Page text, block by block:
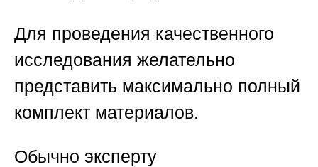
Для проведения качественного
исследования желательно
представить максимально полный
комплект материалов.
Обычно эксперту